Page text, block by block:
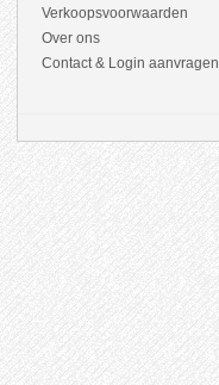
Verkoopsvoorwaarden
Over ons
Contact & Login aanvragen